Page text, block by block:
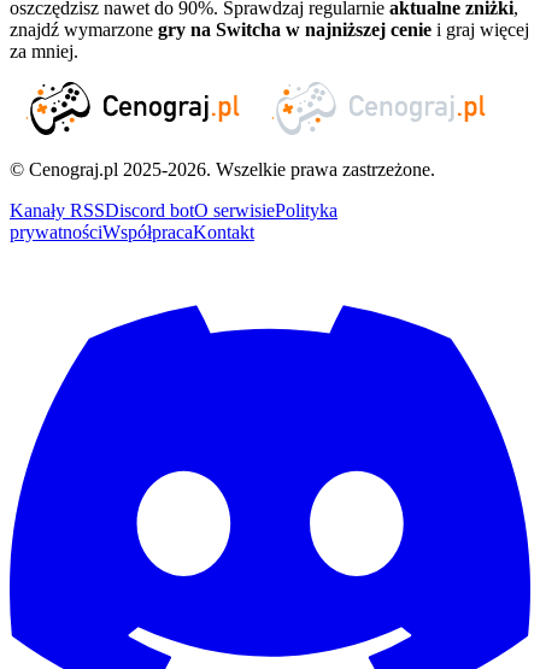
oszczędzisz nawet do 90%. Sprawdzaj regularnie aktualne zniżki,
znajdź wymarzone gry na Switcha w najniższej cenie i graj więcej
za mniej.
© Cenograj.pl 2025-2026. Wszelkie prawa zastrzeżone.
Kanały RSSDiscord botO serwisiePolityka
prywatnościWspółpracaKontakt